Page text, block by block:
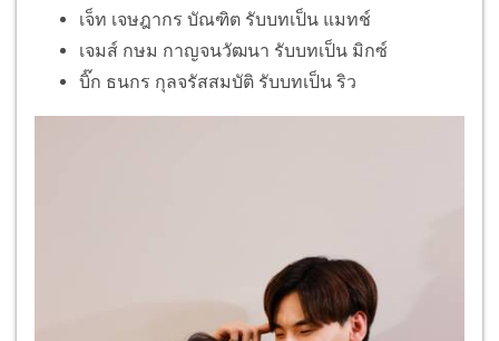
เจ็ท เจษฎากร บัณฑิต รับบทเป็น แมทช์
เจมส์ กษม กาญจนวัฒนา รับบทเป็น มิกซ์
บิ๊ก ธนกร กุลจรัสสมบัติ รับบทเป็น ริว